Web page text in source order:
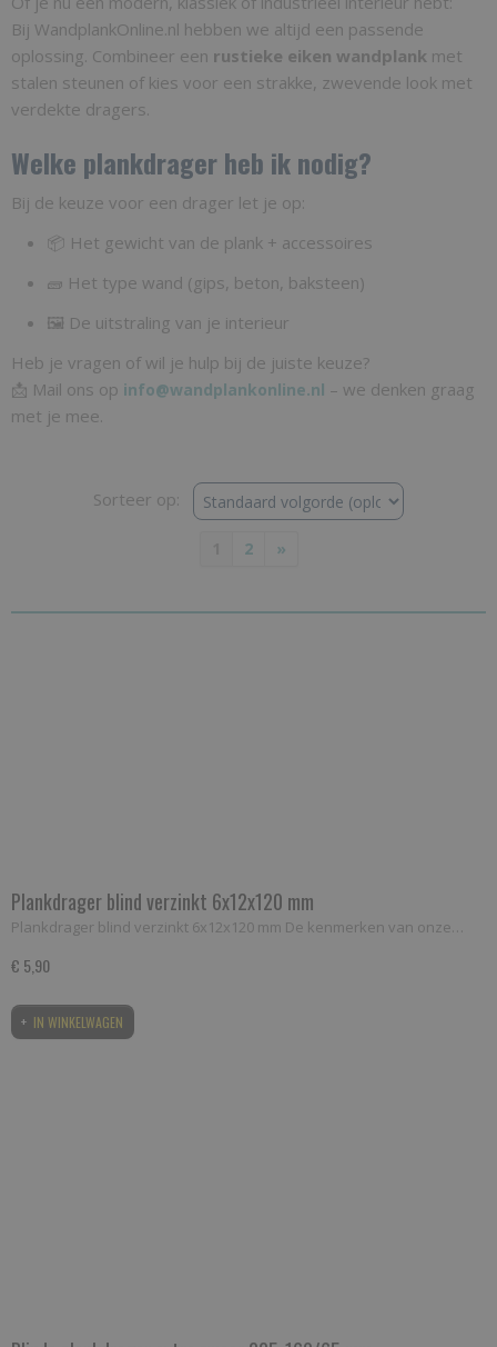
Bij WandplankOnline.nl hebben we altijd een passende
oplossing. Combineer een rustieke eiken wandplank met
stalen steunen of kies voor een strakke, zwevende look met
verdekte dragers.
Welke plankdrager heb ik nodig?
Bij de keuze voor een drager let je op:
📦 Het gewicht van de plank + accessoires
🧱 Het type wand (gips, beton, baksteen)
🖼️ De uitstraling van je interieur
Heb je vragen of wil je hulp bij de juiste keuze?
📩 Mail ons op info@wandplankonline.nl – we denken graag
met je mee.
Sorteer op:
2 »
Plankdrager blind verzinkt 6x12x120 mm
Plankdrager blind verzinkt 6x12x120 mm De kenmerken van onze…
€ 5,90
IN WINKELWAGEN